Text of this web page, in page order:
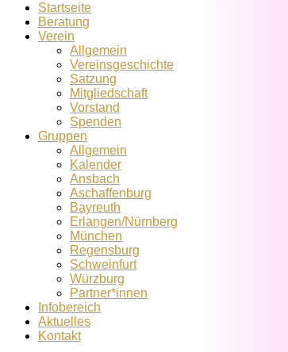
Startseite
Beratung
Verein
Allgemein
Vereins­geschichte
Satzung
Mitglied­schaft
Vorstand
Spenden
Gruppen
Allgemein
Kalender
Ansbach
Aschaffenburg
Bayreuth
Erlangen/Nürnberg
München
Regensburg
Schweinfurt
Würzburg
Partner*innen
Infobereich
Aktuelles
Kontakt